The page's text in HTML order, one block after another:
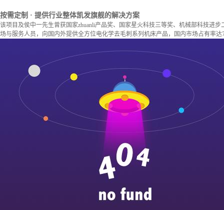
按需定制 · 提供行业整体凯发旗舰的解决方案
该项目及侯中一先生曾获国家zhuanli产品奖、国家星火科技三等奖、机械部科技进
场与服务人员，向国内外提供全方位电化学去毛刺系列机床产品，国内市场占有率达